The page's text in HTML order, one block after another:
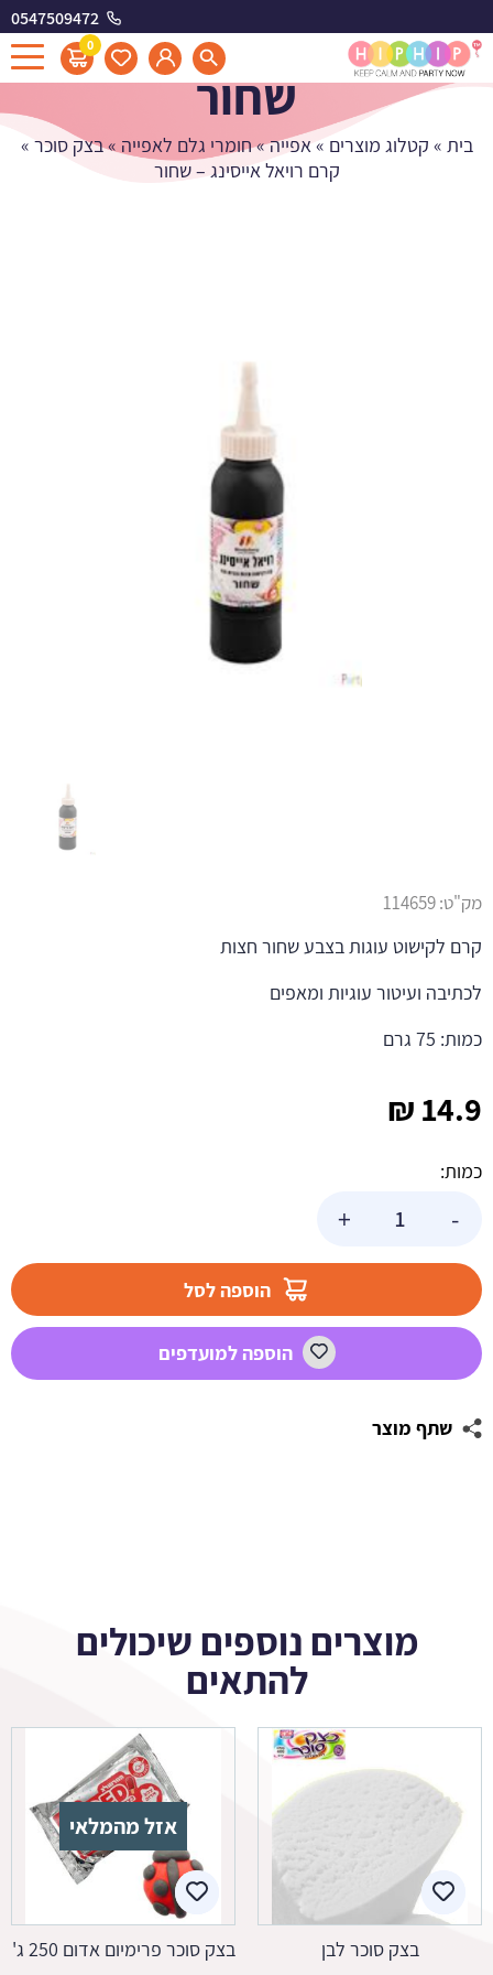
0547509472
0
קרם רויאל אייסינג -
שחור
בית » קטלוג מוצרים »אפייה»חומרי גלם לאפייה »בצק סוכר »
קרם רויאל אייסינג – שחור
14.9
₪
כמות:
-
-
+
הוספה לסל
הוספה למועדפים
שתף מוצר
מק"ט:114659
קרם לקישוט עוגות בצבע שחור חצות
לכתיבה ועיטור עוגיות ומאפים
כמות: 75 גרם
מוצרים נוספים שיכולים
להתאים
בצק סוכר לבן
אזל מהמלאי
בצק סוכר פרימיום אדום 250 ג'